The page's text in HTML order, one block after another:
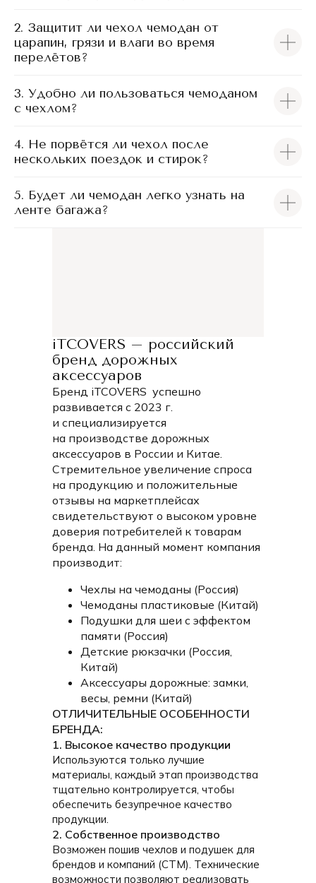
M — высота от 65 до 75 см;
L — высота от 75 до 85 см.
Выбирайте подходящий размер и наслаждайтесь
сочетанием безопасности и стиля в каждой поездке!
2. Защитит ли чехол чемодан от
царапин, грязи и влаги во время
перелётов?
3. Удобно ли пользоваться чемоданом
с чехлом?
4. Не порвётся ли чехол после
нескольких поездок и стирок?
5. Будет ли чемодан легко узнать на
ленте багажа?
iTCOVERS – российский
бренд дорожных
аксессуаров
Бренд iTCOVERS успешно
развивается с 2023 г.
и специализируется
на производстве дорожных
аксессуаров в России и Китае.
Стремительное увеличение спроса
на продукцию и положительные
отзывы на маркетплейсах
свидетельствуют о высоком уровне
доверия потребителей к товарам
бренда. На данный момент компания
производит:
Чехлы на чемоданы (Россия)
Чемоданы пластиковые (Китай)
Подушки для шеи с эффектом
памяти (Россия)
Детские рюкзачки (Россия,
Китай)
Аксессуары дорожные: замки,
весы, ремни (Китай)
ОТЛИЧИТЕЛЬНЫЕ ОСОБЕННОСТИ
БРЕНДА:
1. Высокое качество продукции
Используются только лучшие
материалы, каждый этап производства
тщательно контролируется, чтобы
обеспечить безупречное качество
продукции.
2. Собственное производство
Возможен пошив чехлов и подушек для
брендов и компаний (СТМ). Технические
возможности позволяют реализовать